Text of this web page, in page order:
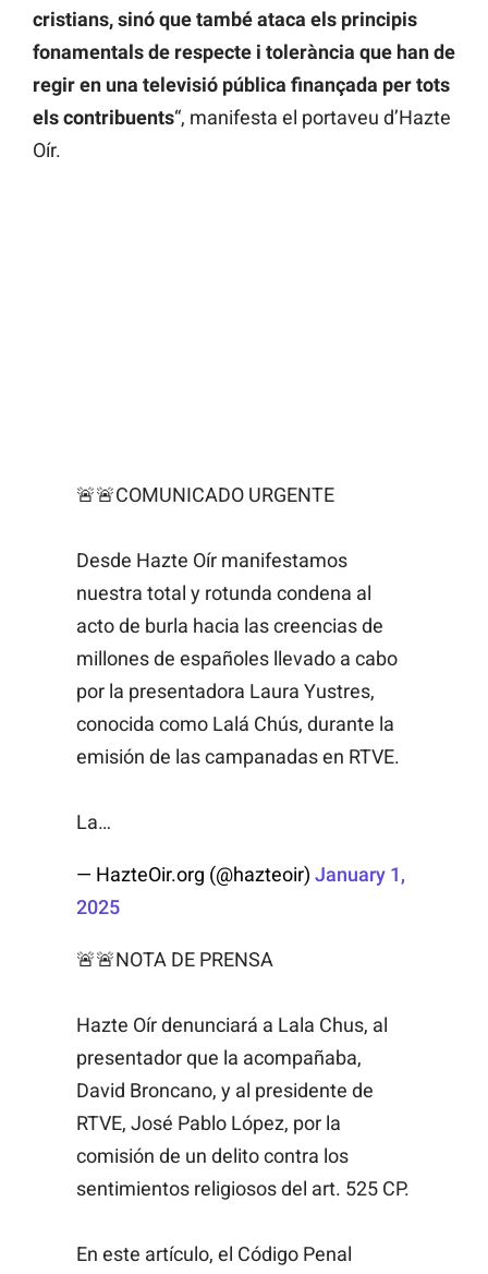
cristians, sinó que també ataca els principis
fonamentals de respecte i tolerància que han de
regir en una televisió pública finançada per tots
els contribuents“, manifesta el portaveu d’Hazte
Oír.
🚨🚨COMUNICADO URGENTE
Desde Hazte Oír manifestamos
nuestra total y rotunda condena al
acto de burla hacia las creencias de
millones de españoles llevado a cabo
por la presentadora Laura Yustres,
conocida como Lalá Chús, durante la
emisión de las campanadas en RTVE.
La…
— HazteOir.org (@hazteoir) January 1,
2025
🚨🚨NOTA DE PRENSA
Hazte Oír denunciará a Lala Chus, al
presentador que la acompañaba,
David Broncano, y al presidente de
RTVE, José Pablo López, por la
comisión de un delito contra los
sentimientos religiosos del art. 525 CP.
En este artículo, el Código Penal